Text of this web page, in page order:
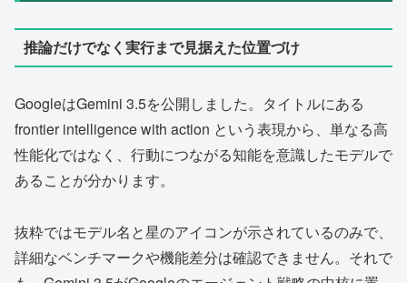
推論だけでなく実行まで見据えた位置づけ
GoogleはGemini 3.5を公開しました。タイトルにある
frontier intelligence with action という表現から、単なる高
性能化ではなく、行動につながる知能を意識したモデルで
あることが分かります。
抜粋ではモデル名と星のアイコンが示されているのみで、
詳細なベンチマークや機能差分は確認できません。それで